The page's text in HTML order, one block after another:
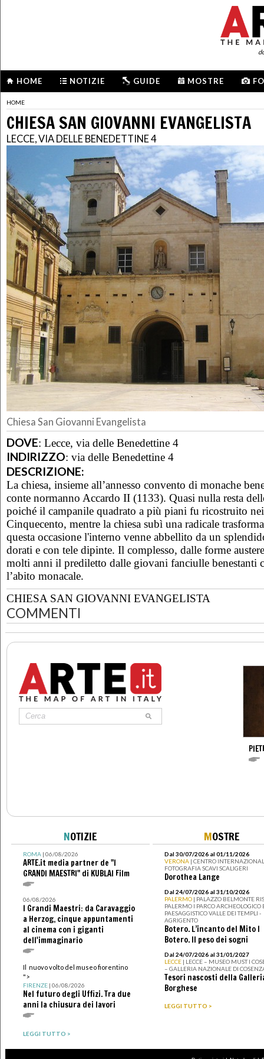
HOME NOTIZIE GUIDE MOSTRE
HOME
CHIESA SAN GIOVANNI EVANGELISTA
LECCE, VIA DELLE BENEDETTINE 4
Chiesa San Giovanni Evangelista
DOVE: Lecce, via delle Benedettine 4
INDIRIZZO: via delle Benedettine 4
DESCRIZIONE:
La chiesa, insieme all’annesso convento di monache
conte normanno Accardo II (1133). Quasi nulla resta
poiché il campanile quadrato a più piani fu ricostruito
Cinquecento, mentre la chiesa subì una radicale
questa occasione l'interno venne abbellito da un
dorati e con tele dipinte. Il complesso, dalle forme
molti anni il prediletto dalle giovani fanciulle benestanti
l’abito monacale.
CHIESA SAN GIOVANNI EVANGELISTA
COMMENTI
NOTIZIE
ROMA| 06/08/2026
ARTE.it media partner de "I
GRANDI MAESTRI" di KUBLAI Film
06/08/2026
I Grandi Maestri: da Caravaggio
a Herzog, cinque appuntamenti
al cinema con i giganti
dell'immaginario
Il nuovo volto del museo fiorentino
">
FIRENZE| 06/08/2026
Nel futuro degli Uffizi. Tra due
anni la chiusura dei lavori
LEGGI TUTTO >
MOSTRE
Dal 30/07/2026 al 01/11/2026
VERONA | CENTRO
FOTOGRAFIA SCAVI SCALIGERI
Dorothea Lange
Dal 24/07/2026 al 31/10/2026
PALERMO | PALAZZO BELMONTE
PALERMO I PARCO ARCHEOLOGICO
PAESAGGISTICO VALLE DEI TEMPLI -
AGRIGENTO
Botero. L’incanto del Mito I
Botero. Il peso dei sogni
Dal 24/07/2026 al 31/01/2027
LECCE | LECCE – MUSEO MUST I
– GALLERIA NAZIONALE DI
Tesori nascosti della
Borghese
LEGGI TUTTO >